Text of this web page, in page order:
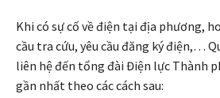
Khi có sự cố về điện tại địa phương,
cầu tra cứu, yêu cầu đăng ký điện,…
liên hệ đến tổng đài Điện lực Thành
gần nhất theo các cách sau: